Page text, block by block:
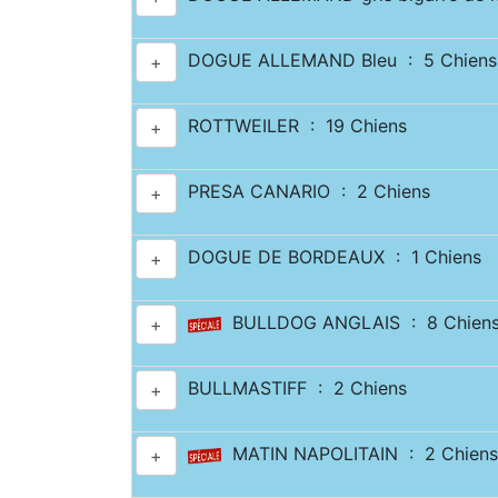
+ DOGUE ALLEMAND Bleu : 5 Chiens
+ ROTTWEILER : 19 Chiens
+ PRESA CANARIO : 2 Chiens
+ DOGUE DE BORDEAUX : 1 Chiens
+ BULLDOG ANGLAIS : 8
+ BULLMASTIFF : 2 Chiens
+ MATIN NAPOLITAIN : 2 Chiens